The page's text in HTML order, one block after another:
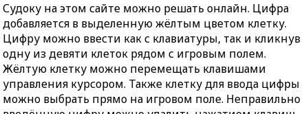
Судоку на этом сайте можно решать онлайн. Цифра
добавляется в выделенную жёлтым цветом клетку.
Цифру можно ввести как с клавиатуры, так и кликнув
одну из девяти клеток рядом с игровым полем.
Жёлтую клетку можно перемещать клавишами
управления курсором. Также клетку для ввода цифры
можно выбрать прямо на игровом поле. Неправильно